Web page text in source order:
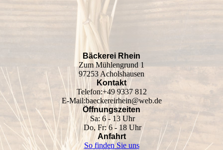
Bäckerei Rhein
Zum Mühlengrund 1
97253 Acholshausen
Kontakt
Telefon:+49 9337 812
E-Mail:baeckereirhein@web.de
Öffnungszeiten
Sa: 6 - 13 Uhr
Do, Fr: 6 - 18 Uhr
Anfahrt
So finden Sie uns